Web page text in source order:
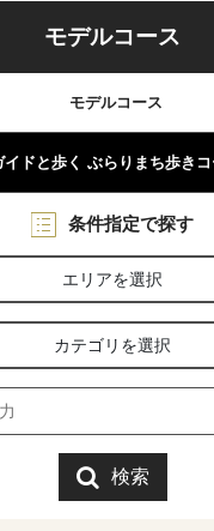
モデルコース
モデルコース
イドと歩く ぶらりまち歩きコ
条件指定で探す
エリアを選択
カテゴリを選択
検索